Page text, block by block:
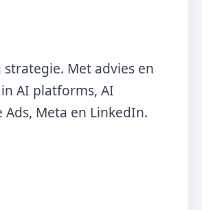
Met advies en
AI platforms, AI
Meta en LinkedIn.